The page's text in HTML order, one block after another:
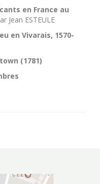
en France au
Jean ESTEULE
en Vivarais, 1570-
(1781)